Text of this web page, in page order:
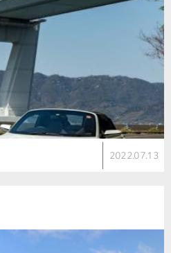
2022.07.13